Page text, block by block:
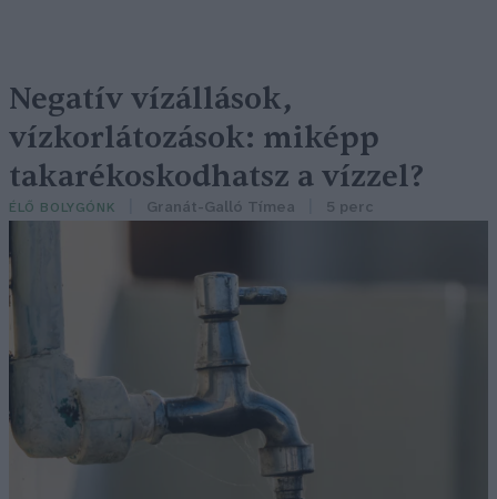
Negatív vízállások,
vízkorlátozások: miképp
takarékoskodhatsz a vízzel?
ÉLŐ BOLYGÓNK Granát-Galló Tímea 5 perc